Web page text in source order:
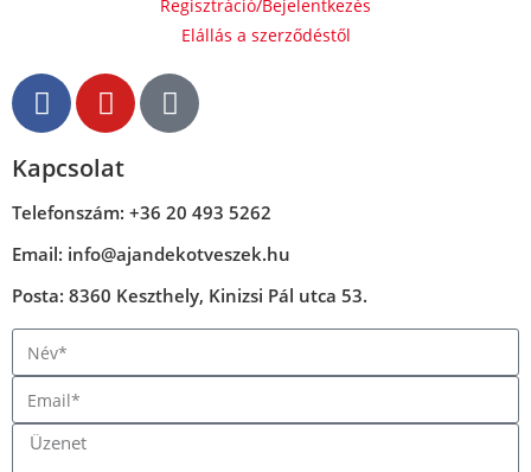
Regisztráció/Bejelentkezés
Elállás a szerződéstől
Kapcsolat
Telefonszám: +36 20 493 5262
Email: info@ajandekotveszek.hu
Posta: 8360 Keszthely, Kinizsi Pál utca 53.